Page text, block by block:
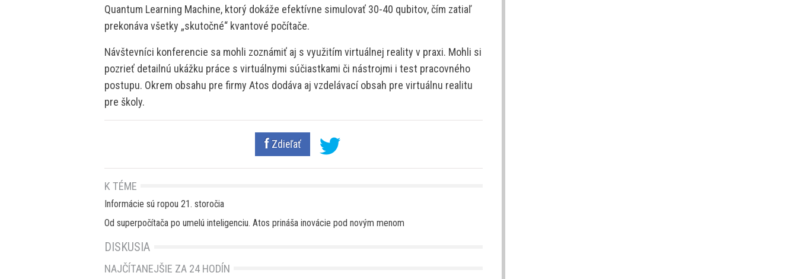
Quantum Learning Machine, ktorý dokáže efektívne simulovať 30-40 qubitov, čím zatiaľ
prekonáva všetky „skutočné“ kvantové počítače.
Návštevníci konferencie sa mohli zoznámiť aj s využitím virtuálnej reality v praxi. Mohli si
pozrieť detailnú ukážku práce s virtuálnymi súčiastkami či nástrojmi i test pracovného
postupu. Okrem obsahu pre firmy Atos dodáva aj vzdelávací obsah pre virtuálnu realitu
pre školy.
Zdieľať
K TÉME
Informácie sú ropou 21. storočia
Od superpočítača po umelú inteligenciu. Atos prináša inovácie pod novým menom
DISKUSIA
NAJČÍTANEJŠIE ZA 24 HODÍN